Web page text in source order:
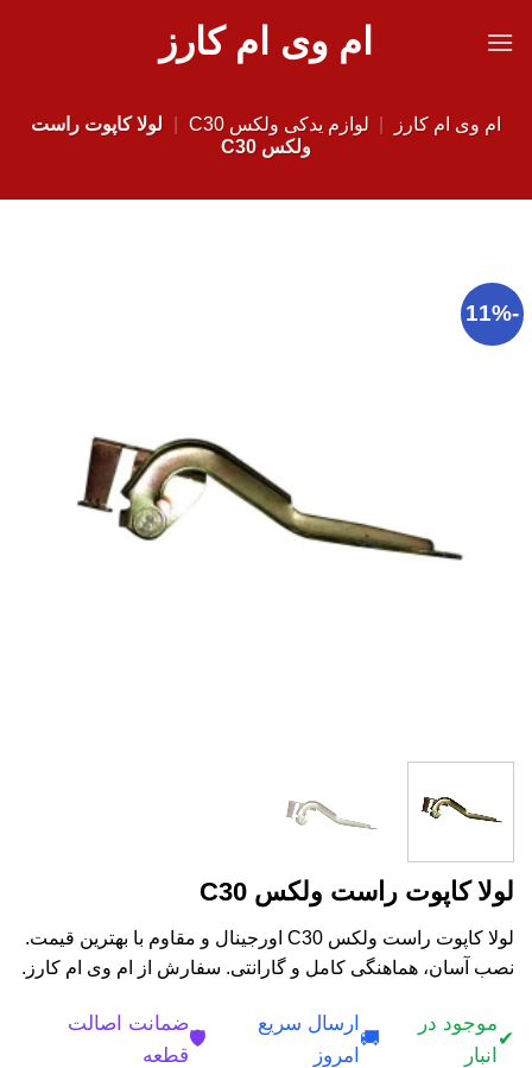
ام وی ام کارز
ام وی ام کارز لوازم یدکی ولکس C30
لولا کاپوت راست
ولکس C30
-11%
لولا کاپوت راست ولکس C30
لولا کاپوت راست ولکس C30 اورجینال و مقاوم با بهترین قیمت.
نصب آسان، هماهنگی کامل و گارانتی. سفارش از ام وی ام کارز.
✔
موجود در
انبار
🚚
ارسال سریع
امروز
🛡️
ضمانت اصالت
قطعه